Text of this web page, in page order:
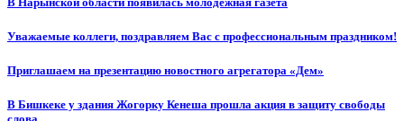
Уважаемые коллеги, поздравляем Вас с профессиональным праздником!
Приглашаем на презентацию новостного агрегатора «Дем»
В Бишкеке у здания Жогорку Кенеша прошла акция в защиту свободы